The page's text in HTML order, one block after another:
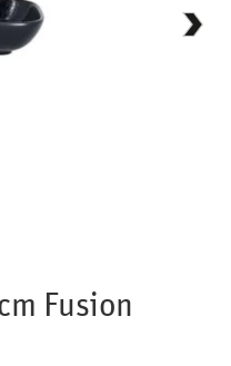
Fusion